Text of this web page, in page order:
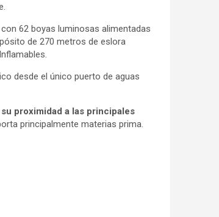
62 boyas luminosas alimentadas
de 270 metros de eslora
desde el único puerto de aguas
proximidad a las principales
principalmente materias prima.